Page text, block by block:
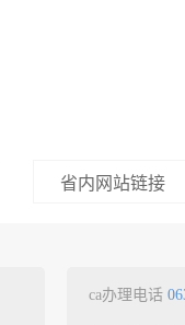
ca办理电话